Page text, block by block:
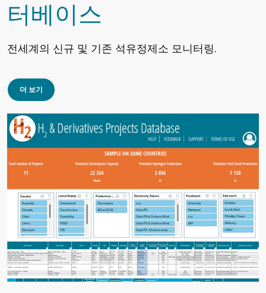
터베이스
전세계의 신규 및 기존 석유정제소 모니터링.
더 보기